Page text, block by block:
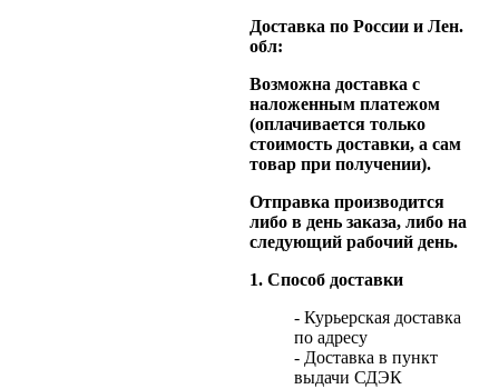
Доставка по России и Лен.
обл:
Возможна доставка с
наложенным платежом
(оплачивается только
стоимость доставки, а сам
товар при получении).
Отправка производится
либо в день заказа, либо на
следующий рабочий день.
1. Способ доставки
- Курьерская доставка
по адресу
- Доставка в пункт
выдачи СДЭК